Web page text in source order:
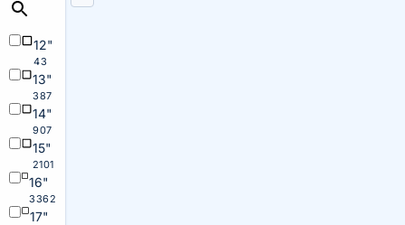
12"
43
13"
387
14"
907
15"
2101
16"
3362
17"